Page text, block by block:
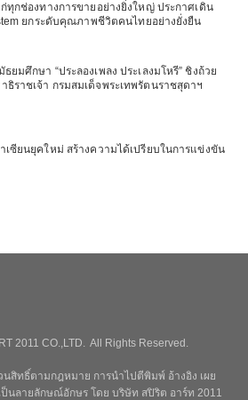
ทุกช่องทางการขายอย่างยิ่งใหญ่ ประกาศเดิน
ยกระดับคุณภาพชีวิตคนไทยอย่างยั่งยืน
ยมศึกษา “ประลองเพลง ประเลงมโหรี” ชิงถ้วย
ราชเจ้า กรมสมเด็จพระเทพรัตนราชสุดาฯ
เซียนยุคใหม่ สร้างความได้เปรียบในการแข่งขัน
2011 CO.,LTD. All Rights Reserved.
สิทธิ์ตามกฎหมาย การนำไปตีพิมพ์ อ้างอิง เผย
นลายลักษณ์อักษร โดย บริษัท สปิริต อาร์ท 2011